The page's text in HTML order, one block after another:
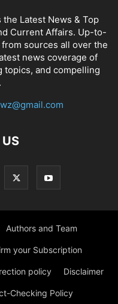
Latest News & Top
Current Affairs. Up-to-
sources all over the
news coverage of
topics, and compelling
Authors and Team
your Subscription
policy Disclaimer
Checking Policy